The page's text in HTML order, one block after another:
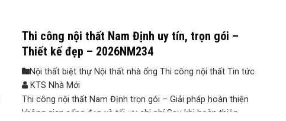
Thi công nội thất Nam Định uy tín, trọn gói –
Thiết kế đẹp – 2026NM234
Nội thất biệt thự Nội thất nhà ống Thi công nội thất Tin tức
KTS Nhà Mới
Thi công nội thất Nam Định trọn gói – Giải pháp hoàn thiện
không gian sống đẹp và tối ưu chi phí Sau khi hoàn thiện